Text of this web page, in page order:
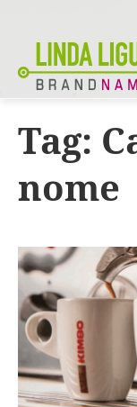
Tag:
nome